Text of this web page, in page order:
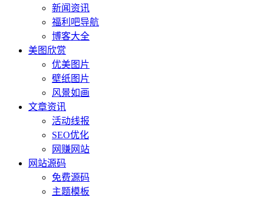
新闻资讯
福利吧导航
博客大全
美图欣赏
优美图片
壁纸图片
风景如画
文章资讯
活动线报
SEO优化
网赚网站
网站源码
免费源码
主题模板